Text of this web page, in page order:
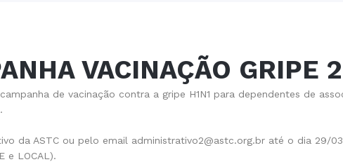
VACINAÇÃO GRIPE
de vacinação contra a gripe H1N1 para dependentes de
da ASTC ou pelo email administrativo2@astc.org.br até o dia 29/03/
e LOCAL).